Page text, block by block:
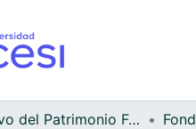
Archivo del Patrimonio Fotográfico y Fílmico del Valle del Cauca